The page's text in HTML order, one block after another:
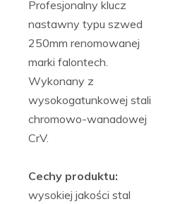
Profesjonalny klucz
nastawny typu szwed
250mm renomowanej
marki falontech.
Wykonany z
wysokogatunkowej stali
chromowo-wanadowej
CrV.
Cechy produktu:
wysokiej jakości stal